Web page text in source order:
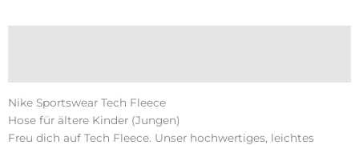
Nike Sportswear Tech Fleece
Hose für ältere Kinder (Jungen)
Freu dich auf Tech Fleece. Unser hochwertiges, leichtes